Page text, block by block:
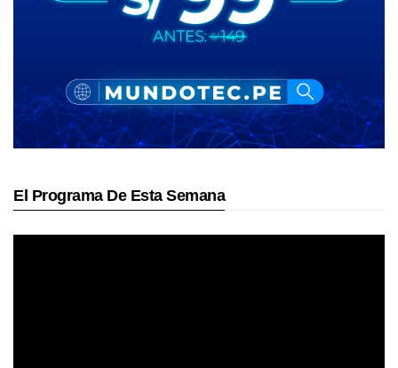
El Programa De Esta Semana